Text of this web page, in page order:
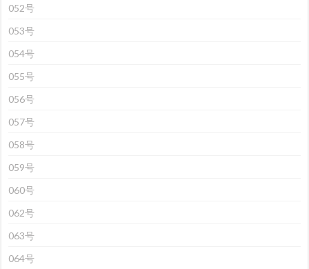
052号
053号
054号
055号
056号
057号
058号
059号
060号
062号
063号
064号